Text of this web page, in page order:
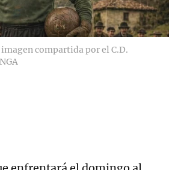
compartida por el C.D.